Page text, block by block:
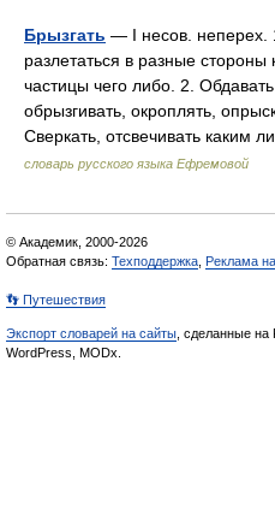
Брызгать — I несов. неперех.
разлетаться в разные
частицы чего либо. 2.
обрызгивать, окроплять,
Сверкать, отсвечивать каким
словарь русского языка Ефремовой
© Академик, 2000-2026
Обратная связь: Техподдержка Реклама
👣 Путешествия
Экспорт словарей на сайты , сделанные на
WordPress, MODx.